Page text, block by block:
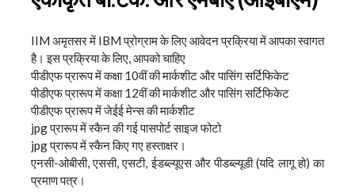
IIM अमृतसर में IBM प्रोग्राम के लिए आवेदन प्रक्रिया में आपका स्वागत
है। इस प्रक्रिया के लिए, आपको चाहिए
पीडीएफ प्रारूप में कक्षा 10वीं की मार्कशीट और पासिंग सर्टिफिकेट
पीडीएफ प्रारूप में कक्षा 12वीं की मार्कशीट और पासिंग सर्टिफिकेट
पीडीएफ प्रारूप में जेईई मेन्स की मार्कशीट
jpg प्रारूप में स्कैन की गई पासपोर्ट साइज फोटो
jpg प्रारूप में स्कैन किए गए हस्ताक्षर।
एनसी-ओबीसी, एससी, एसटी, ईडब्ल्यूएस और पीडब्ल्यूडी (यदि लागू हो) का
प्रमाण पत्र।